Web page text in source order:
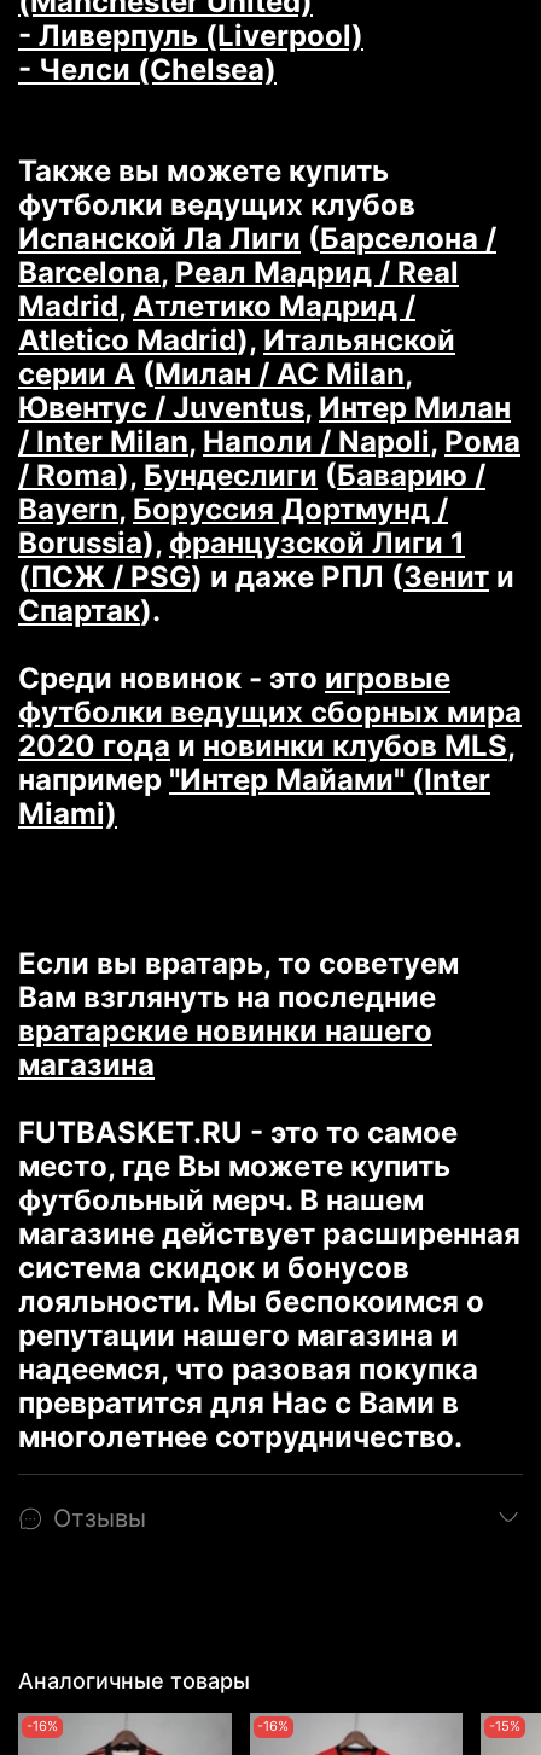
- Ливерпуль (Liverpool)
- Челси (Chelsea)
Также вы можете купить
футболки ведущих клубов
Испанской Ла Лиги (Барселона /
Barcelona, Реал Мадрид / Real
Madrid, Атлетико Мадрид /
Atletico Madrid), Итальянской
серии А (Милан / AC Milan,
Ювентус / Juventus, Интер Милан
/ Inter Milan, Наполи / Napoli, Рома
/ Roma), Бундеслиги (Баварию /
Bayern, Боруссия Дортмунд /
Borussia), французской Лиги 1
(ПСЖ / PSG) и даже РПЛ (Зенит и
Спартак).
Среди новинок - это игровые
футболки ведущих сборных мира
2020 года и новинки клубов MLS,
например "Интер Майами" (Inter
Miami)
Если вы вратарь, то советуем
Вам взглянуть на последние
вратарские новинки нашего
магазина
FUTBASKET.RU - это то самое
место, где Вы можете купить
футбольный мерч. В нашем
магазине действует расширенная
система скидок и бонусов
лояльности. Мы беспокоимся о
репутации нашего магазина и
надеемся, что разовая покупка
превратится для Нас с Вами в
многолетнее сотрудничество.
Отзывы
Аналогичные товары
-16% -16% -15%